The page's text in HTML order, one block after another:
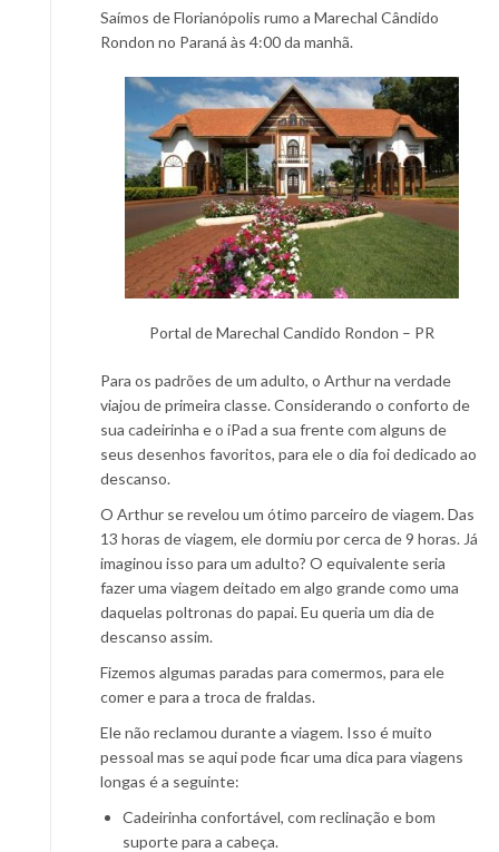
Saímos de Florianópolis rumo a Marechal Cândido
Rondon no Paraná às 4:00 da manhã.
Portal de Marechal Candido Rondon – PR
Para os padrões de um adulto, o Arthur na verdade
viajou de primeira classe. Considerando o conforto de
sua cadeirinha e o iPad a sua frente com alguns de
seus desenhos favoritos, para ele o dia foi dedicado ao
descanso.
O Arthur se revelou um ótimo parceiro de viagem. Das
13 horas de viagem, ele dormiu por cerca de 9 horas. Já
imaginou isso para um adulto? O equivalente seria
fazer uma viagem deitado em algo grande como uma
daquelas poltronas do papai. Eu queria um dia de
descanso assim.
Fizemos algumas paradas para comermos, para ele
comer e para a troca de fraldas.
Ele não reclamou durante a viagem. Isso é muito
pessoal mas se aqui pode ficar uma dica para viagens
longas é a seguinte:
Cadeirinha confortável, com reclinação e bom
suporte para a cabeça.